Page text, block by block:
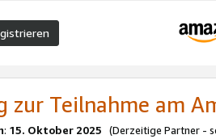
zur Teilnahme am
: 15. Oktober 2025 (Derzeitige Partner -